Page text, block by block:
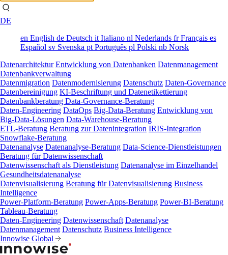
DE
en English de Deutsch it Italiano nl Nederlands frFrançais es
Español sv Svenska pt Português pl Polski nb Norsk
Datenarchitektur Entwicklung von Datenbanken Datenmanagement
Datenbankverwaltung
Datenmigration Datenmodernisierung Datenschutz Daten-Governance
Datenbereinigung KI-Beschriftung und Datenetikettierung
Datenbankberatung Data-Governance-Beratung
Daten-Engineering DataOps Big-Data-Beratung Entwicklung von
Big-Data-Lösungen Data-Warehouse-Beratung
ETL-Beratung Beratung zur Datenintegration IRIS-Integration
Snowflake-Beratung
Datenanalyse Datenanalyse-Beratung Data-Science-Dienstleistungen
Beratung für Datenwissenschaft
Datenwissenschaft als Dienstleistung Datenanalyse im Einzelhandel
Gesundheitsdatenanalyse
Datenvisualisierung Beratung für Datenvisualisierung Business
Intelligence
Power-Platform-Beratung Power-Apps-Beratung Power-BI-Beratung
Tableau-Beratung
Daten-Engineering Datenwissenschaft Datenanalyse
Datenmanagement Datenschutz Business Intelligence
Innowise Global